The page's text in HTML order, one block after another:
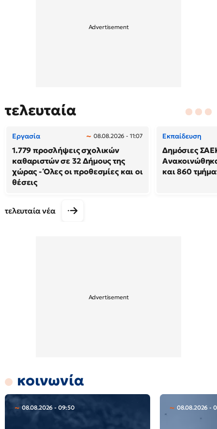
τελευταία
Εργασία 08.08.2026 - 11:07
1.779 προσλήψεις σχολικών
καθαριστών σε 32 Δήμους της
χώρας - Όλες οι προθεσμίες και οι
θέσεις
Εκπαίδευση
Δημόσιες
και 860
τελευταία νέα
κοινωνία
08.08.2026 - 09:50 08.08.2026 -